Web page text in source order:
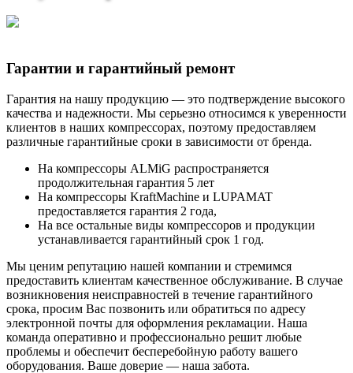
Гарантии и гарантийный ремонт
Гарантия на нашу продукцию — это подтверждение высокого
качества и надежности. Мы серьезно относимся к уверенности
клиентов в наших компрессорах, поэтому предоставляем
различные гарантийные сроки в зависимости от бренда.
На компрессоры ALMiG распространяется
продолжительная гарантия 5 лет
На компрессоры KraftMachine и LUPAMAT
предоставляется гарантия 2 года,
На все остальные виды компрессоров и продукции
устанавливается гарантийный срок 1 год.
Мы ценим репутацию нашей компании и стремимся
предоставить клиентам качественное обслуживание. В случае
возникновения неисправностей в течение гарантийного
срока, просим Вас позвонить или обратиться по адресу
электронной почты для оформления рекламации. Наша
команда оперативно и профессионально решит любые
проблемы и обеспечит бесперебойную работу вашего
оборудования. Ваше доверие — наша забота.